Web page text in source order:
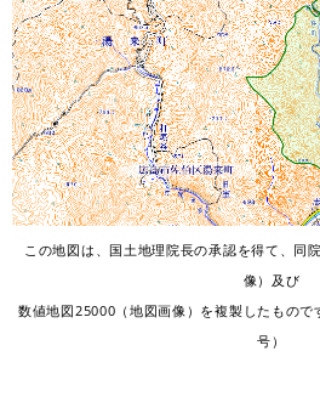
この地図は、国土地理院長の承認を得て、同
像）及び
数値地図25000（地図画像）を複製したもの
号）